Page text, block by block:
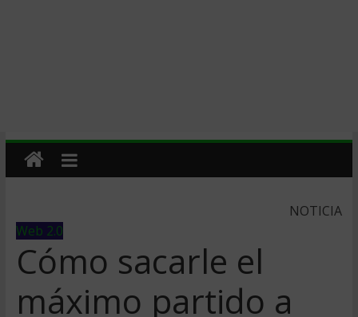
NOTICIA
Web 2.0
Cómo sacarle el
máximo partido a